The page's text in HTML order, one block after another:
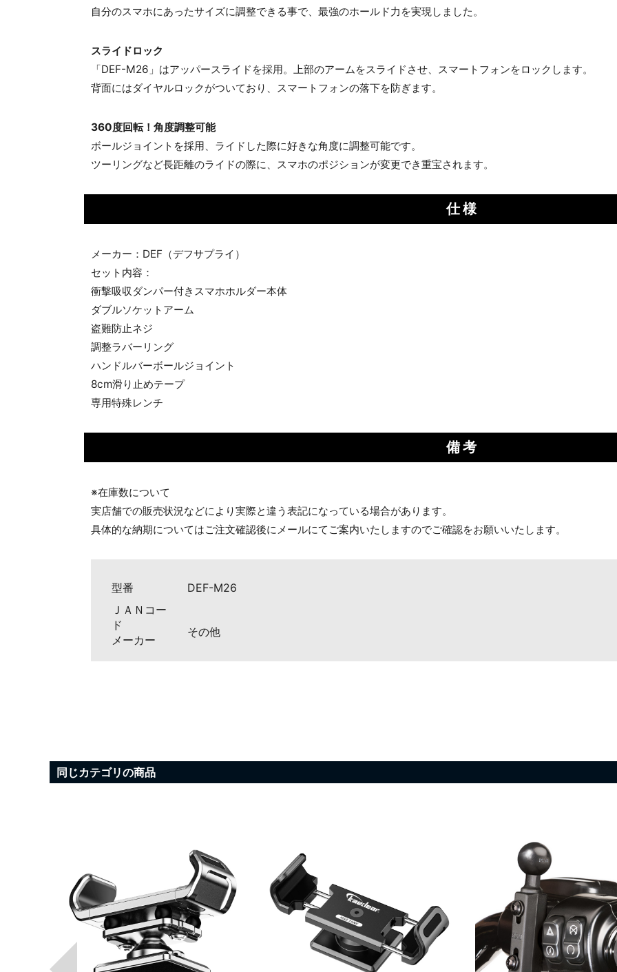
自分のスマホにあったサイズに調整できる事で、最強のホールド力を実現しました。
スライドロック
「DEF-M26」はアッパースライドを採用。上部のアームをスライドさせ、スマートフォンをロックします。
背面にはダイヤルロックがついており、スマートフォンの落下を防ぎます。
360度回転！角度調整可能
ボールジョイントを採用、ライドした際に好きな角度に調整可能です。
ツーリングなど長距離のライドの際に、スマホのポジションが変更でき重宝されます。
仕様
メーカー：DEF（デフサプライ）
セット内容：
衝撃吸収ダンパー付きスマホホルダー本体
ダブルソケットアーム
盗難防止ネジ
調整ラバーリング
ハンドルバーボールジョイント
8cm滑り止めテープ
専用特殊レンチ
備考
※在庫数について
実店舗での販売状況などにより実際と違う表記になっている場合があります。
具体的な納期についてはご注文確認後にメールにてご案内いたしますのでご確認をお願いいたします。
型番
DEF-M26
ＪＡＮコー
ド
メーカー
その他
同じカテゴリの商品